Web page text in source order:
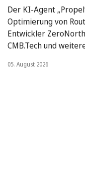
Der KI-Agent
Optimierung von
Entwickler
CMB.Tech und
05. August 2026